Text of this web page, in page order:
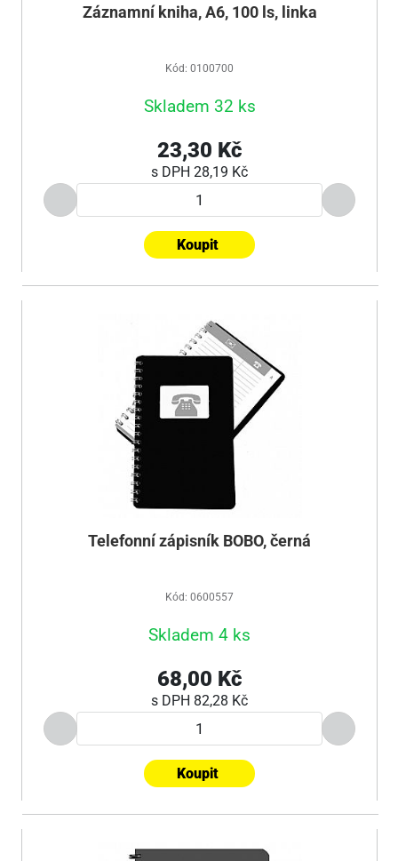
Záznamní kniha, A6, 100 ls, linka
Kód: 0100700
Skladem 32 ks
23,30 Kč
s DPH 28,19 Kč
Koupit
Telefonní zápisník BOBO, černá
Kód: 0600557
Skladem 4 ks
68,00 Kč
s DPH 82,28 Kč
Koupit